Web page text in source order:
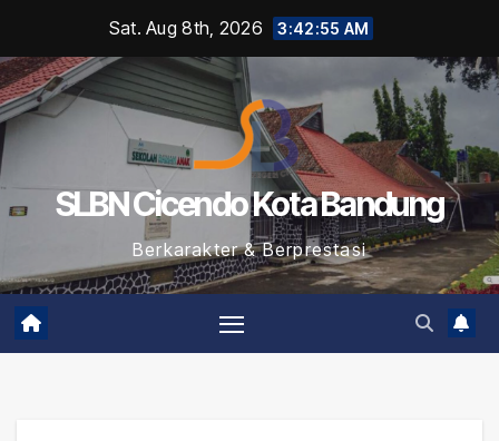
content
Sat. Aug 8th, 2026 3:42:56 AM
SLBN Cicendo Kota Bandung
Berkarakter & Berprestasi